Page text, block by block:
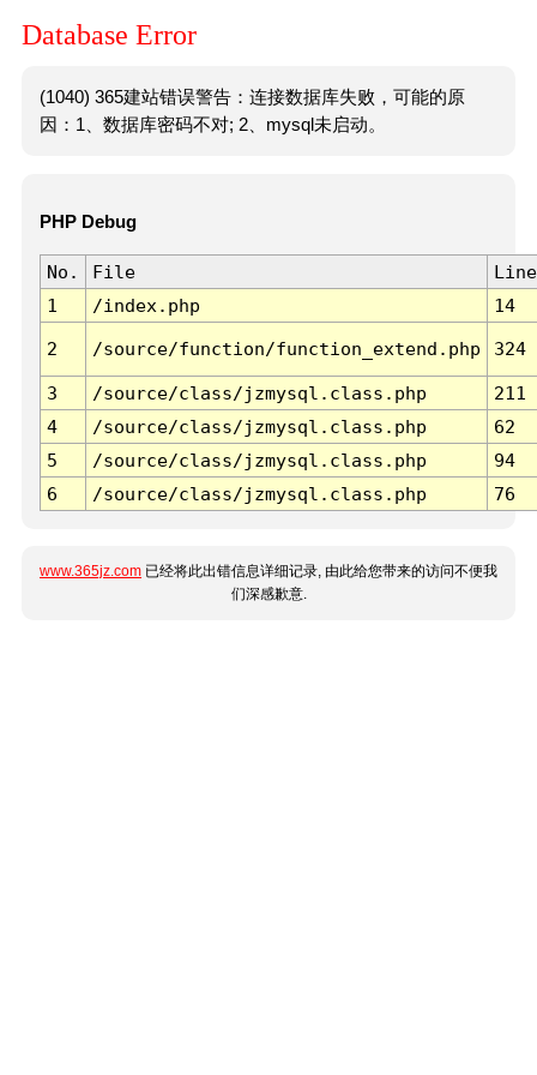
Database Error
(1040) 365建站错误警告：连接数据库失败，可能的原
因：1、数据库密码不对; 2、mysql未启动。
PHP Debug
No. File
Line
1
/index.php 14
2 /source/function/function_extend.php 324
3 /source/class/jzmysql.class.php
211
4
/source/class/jzmysql.class.php
62
5
/source/class/jzmysql.class.php
94
6
/source/class/jzmysql.class.php 76
www.365jz.com 已经将此出错信息详细记录, 由此给您带来的访问不便我
们深感歉意.